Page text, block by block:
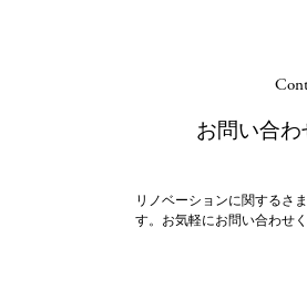
お問い合
リノベーションに関するさ
す。 お気軽にお問い合わせく